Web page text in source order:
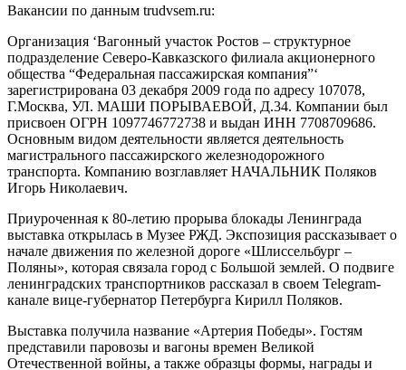
Вакансии по данным trudvsem.ru:
Организация ‘Вагонный участок Ростов – структурное
подразделение Северо-Кавказского филиала акционерного
общества “Федеральная пассажирская компания”‘
зарегистрирована 03 декабря 2009 года по адресу 107078,
Г.Москва, УЛ. МАШИ ПОРЫВАЕВОЙ, Д.34. Компании был
присвоен ОГРН 1097746772738 и выдан ИНН 7708709686.
Основным видом деятельности является деятельность
магистрального пассажирского железнодорожного
транспорта. Компанию возглавляет НАЧАЛЬНИК Поляков
Игорь Николаевич.
Приуроченная к 80-летию прорыва блокады Ленинграда
выставка открылась в Музее РЖД. Экспозиция рассказывает о
начале движения по железной дороге «Шлиссельбург –
Поляны», которая связала город с Большой землей. О подвиге
ленинградских транспортников рассказал в своем Telegram-
канале вице-губернатор Петербурга Кирилл Поляков.
Выставка получила название «Артерия Победы». Гостям
представили паровозы и вагоны времен Великой
Отечественной войны, а также образцы формы, награды и